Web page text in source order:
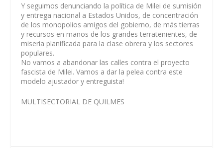
Y seguimos denunciando la política de Milei de sumisión
y entrega nacional a Estados Unidos, de concentración
de los monopolios amigos del gobierno, de más tierras
y recursos en manos de los grandes terratenientes, de
miseria planificada para la clase obrera y los sectores
populares.
No vamos a abandonar las calles contra el proyecto
fascista de Milei. Vamos a dar la pelea contra este
modelo ajustador y entreguista!
MULTISECTORIAL DE QUILMES